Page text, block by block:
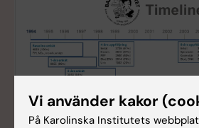
Vi använder kakor
På Karolinska Institutets